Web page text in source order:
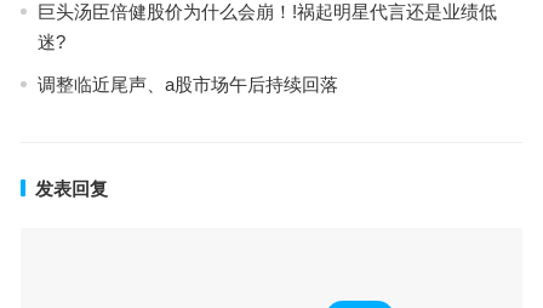
巨头汤臣倍健股价为什么会崩！!祸起明星代言还是业绩低
迷?
调整临近尾声、a股市场午后持续回落
发表回复